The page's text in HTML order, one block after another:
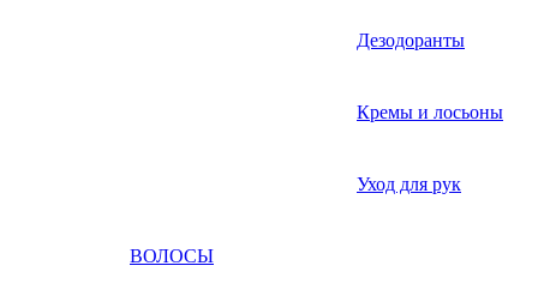
Дезодоранты
Кремы и лосьоны
Уход для рук
ВОЛОСЫ